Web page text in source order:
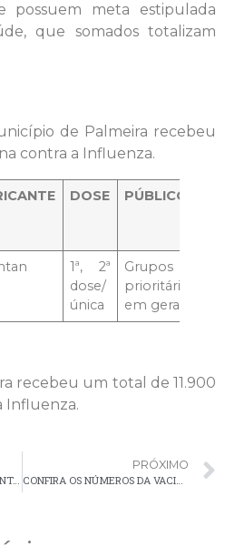
possuem meta estipulada
que somados totalizam
de Palmeira recebeu
contra a Influenza.
DOSE PÚBLICO
1ª, 2ª
dose/
única
Grupos
prioritários/
em geral
recebeu um total de 11.900
Influenza.
BOLETIM DA DENGUE APRESENTA 649 CASOS CONFIRMADOS EM PALMEIRA
PRÓXIMO
CONFIRA OS NÚMEROS DA VACINAÇÃO CONTRA A COVID-19 EM PALMEIRA